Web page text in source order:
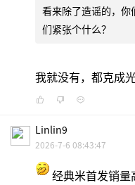
看来除了造谣的，
们紧张个什么？
我就没有，都克成光
Linlin9
2026-7-6 08:43:47
经典米首发销